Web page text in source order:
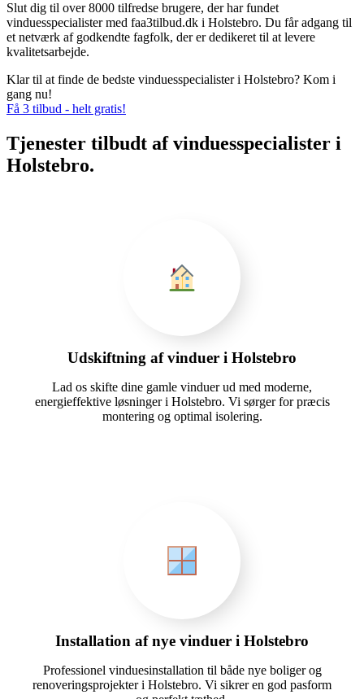
Slut dig til over 8000 tilfredse brugere, der har fundet
vinduesspecialister med faa3tilbud.dk i Holstebro. Du får adgang til
et netværk af godkendte fagfolk, der er dedikeret til at levere
kvalitetsarbejde.
Klar til at finde de bedste vinduesspecialister i Holstebro? Kom i
gang nu!
Få 3 tilbud - helt gratis!
Tjenester tilbudt af vinduesspecialister i
Holstebro.
Udskiftning af vinduer i Holstebro
Lad os skifte dine gamle vinduer ud med moderne,
energieffektive løsninger i Holstebro. Vi sørger for præcis
montering og optimal isolering.
Installation af nye vinduer i Holstebro
Professionel vinduesinstallation til både nye boliger og
renoveringsprojekter i Holstebro. Vi sikrer en god pasform